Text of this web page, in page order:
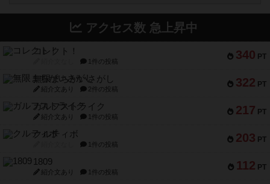
アクセス数 急上昇中
340 PT
コレクト！
1件の投稿
322 PT
無限まちがいさがし
紹介文あり 2件の投稿
217 PT
ガルフストライク
紹介文あり 1件の投稿
203 PT
クルティボ
1件の投稿
112 PT
1809
紹介文あり 1件の投稿